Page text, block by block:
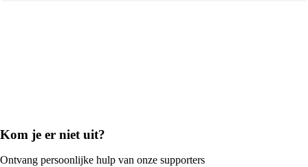
Kom je er niet uit?
Ontvang persoonlijke hulp van onze supporters